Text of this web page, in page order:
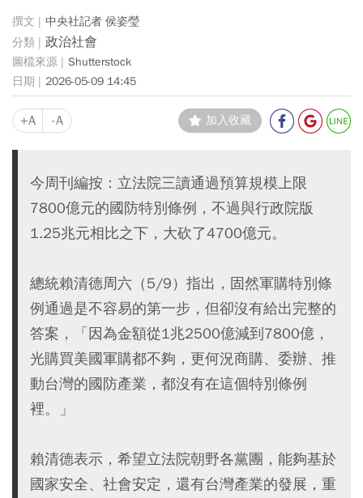
中央社記者 侯姿瑩
政治社會
Shutterstock
2026-05-09 14:45
+A -A 加入收藏
今周刊編按：立法院三讀通過預算規模上限
7800億元的國防特別條例，不過與行政院版
1.25兆元相比之下，大砍了4700億元。
總統賴清德周六（5/9）指出，固然軍購特別條
例通過是不容易的第一步，但卻沒有給出完整的
答案，「因為金額從1兆2500億減到7800億，
光購買美國軍購都不夠，更何況商購、委辦、推
動台灣的國防產業，都沒有在這個特別條例
裡。」
賴清德表示，希望立法院朝野各黨團，能夠基於
國家安全、社會安定，還有台灣產業的發展，重